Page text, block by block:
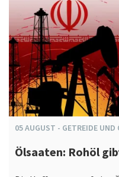
05AUGUST - GETREIDE UND
Ölsaaten: Rohöl